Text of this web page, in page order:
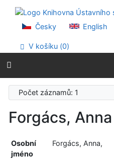
Přejít na menu
Prohlášení o webové
Česky English
V košíku (0)
Počet záznamů: 1
Forgács, Anna
Osobní
jméno
Forgács, Anna,